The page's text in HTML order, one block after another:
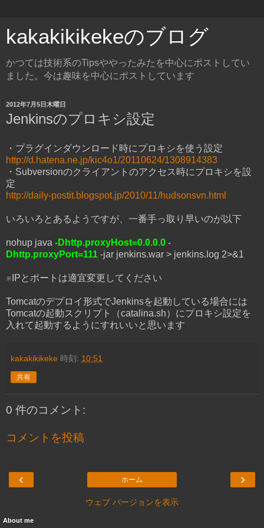
kakakikikekeのブログ
かつては技術系のTipsややったみたを中心にポストしてい
ました。今は趣味を中心にポストしています
2012年7月5日木曜日
Jenkinsのプロキシ設定
・プラグインダウンロード時にプロキシを使う設定
http://d.hatena.ne.jp/kic4o1/20110624/1308914383
・Subversionのクライアントのアクセス時にプロキシを設
定
http://daily-postit.blogspot.jp/2010/11/hudsonsvn.html
いろいろとあるようですが、一番手っ取り早いのが以下
nohup java -Dhttp.proxyHost=0.0.0.0 -
Dhttp.proxyPort=111 -jar jenkins.war > jenkins.log 2>&1
※IPとポートは適宜変更してください
Tomcatのデプロイ形式でJenkinsを起動している場合には
Tomcatの起動スクリプト（catalina.sh）にプロキシ設定を
入れて起動するようにすれいいと思います
kakakikikeke 時刻: 10:51
共有
0 件のコメント:
コメントを投稿
‹ ›
ホーム
ウェブ バージョンを表示
About me